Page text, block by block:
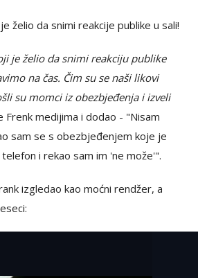
želio da snimi reakcije publike u sali!
je želio da snimi reakciju publike
na čas. Čim su se naši likovi
su momci iz obezbjeđenja i izveli
Frenk medijima i dodao - "Nisam
sam se s obezbjeđenjem koje je
i rekao sam im 'ne može'".
izgledao kao moćni rendžer, a